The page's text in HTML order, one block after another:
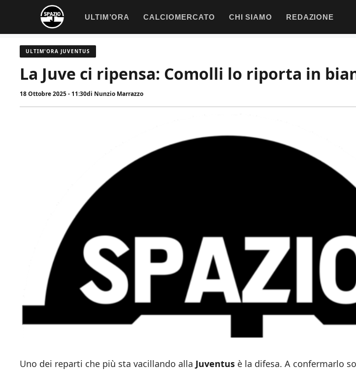
contenuto
ULTIM’ORA CALCIOMERCATO CHI SIAMO REDAZIONE
ULTIM'ORA JUVENTUS
La Juve ci ripensa: Comolli lo riporta in
18 Ottobre 2025 - 11:30di Nunzio Marrazzo
Uno dei reparti che più sta vacillando alla Juventus è la difesa. A confermarlo